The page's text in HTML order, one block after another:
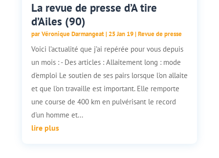
La revue de presse d’A tire
d’Ailes (90)
parVéronique Darmangeat|25 Jan 19|Revue de presse
Voici l’actualité que j’ai repérée pour vous depuis
un mois : - Des articles : Allaitement long : mode
d'emploi Le soutien de ses pairs lorsque l'on allaite
et que l'on travaille est important. Elle remporte
une course de 400 km en pulvérisant le record
d'un homme et...
lire plus